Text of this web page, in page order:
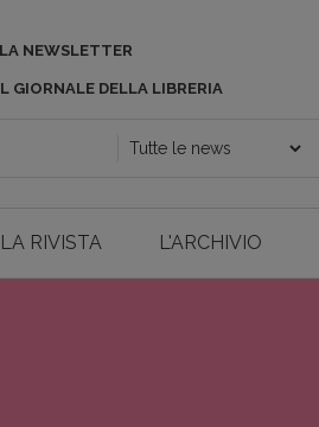
NEWSLETTER
GIORNALE DELLA LIBRERIA
LA RIVISTA L'ARCHIVIO